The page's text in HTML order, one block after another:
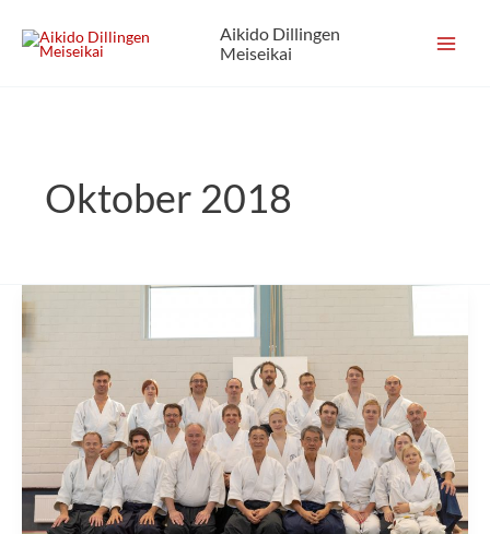
Inhalt
Aikido Dillingen
Meiseikai
Oktober 2018
Shishiya
Sensei
2018